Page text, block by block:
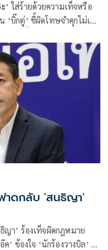
’ ใส่ร้ายด้วยความเท็จหรือ
ำคุกไม่เกิน
ดกลับ 'สนธิญา'
ญา’ ร้องเท็จผิดกฎหมาย
ล’ มี